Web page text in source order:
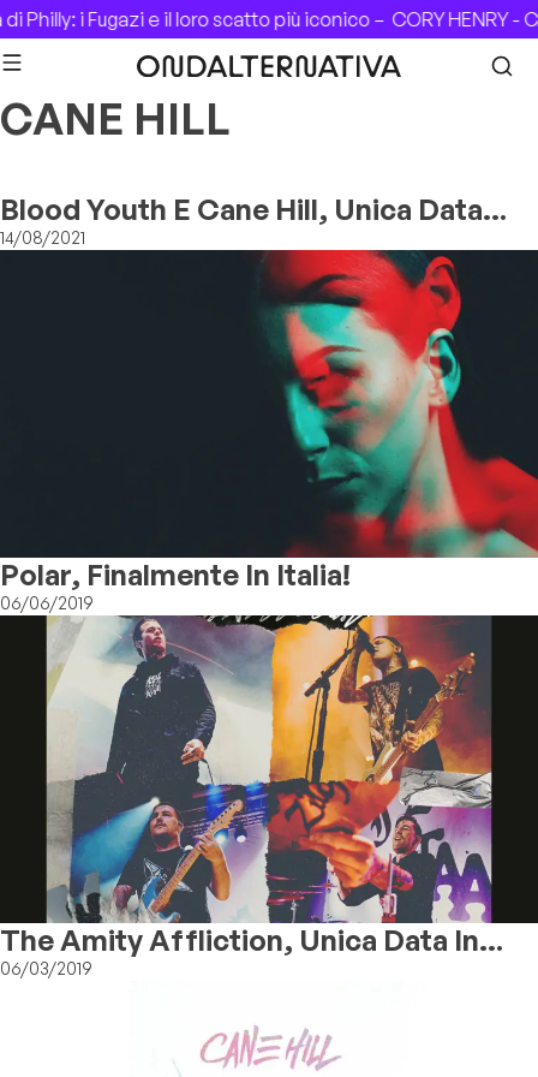
Skip to content
Philly: i Fugazi e il loro scatto più iconico –CORY HENRY -
CANE HILL
Blood Youth E Cane Hill, Unica Data
Italiana
14/08/2021
Polar, Finalmente In Italia!
06/06/2019
The Amity Affliction, Unica Data In
Italia
06/03/2019